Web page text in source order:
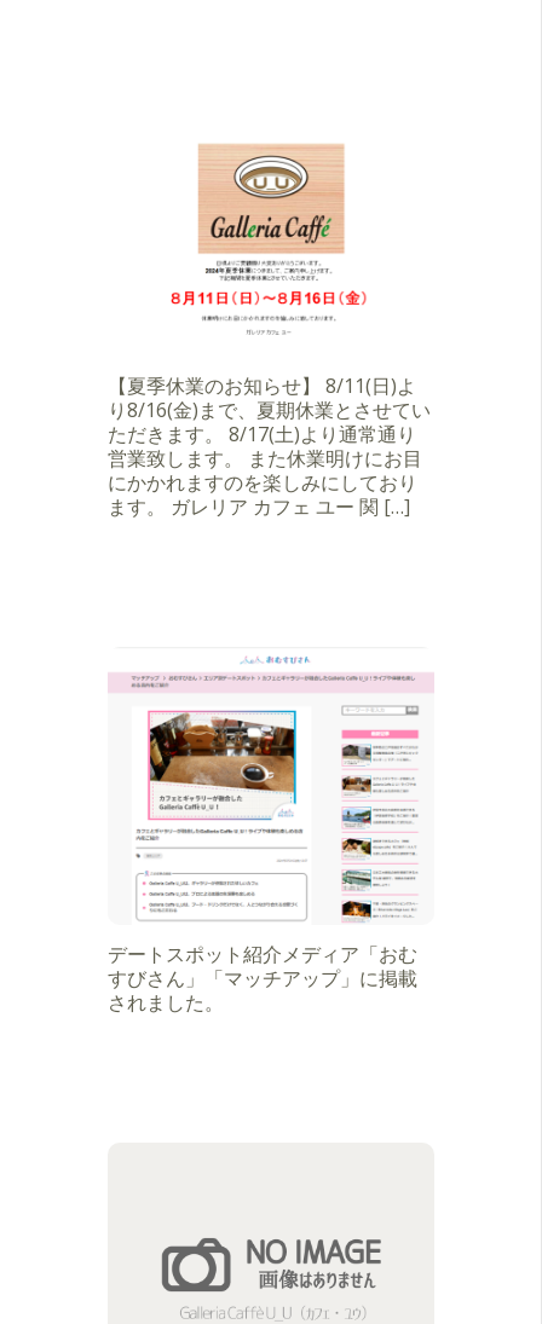
【夏季休業のお知らせ】 8/11(日)よ
り8/16(金)まで、夏期休業とさせてい
ただきます。 8/17(土)より通常通り
営業致します。 また休業明けにお目
にかかれますのを楽しみにしており
ます。 ガレリア カフェ ユー 関 […]
デートスポット紹介メディア「おむ
すびさん」「マッチアップ」に掲載
されました。